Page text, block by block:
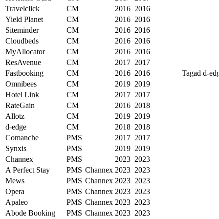
Travelclick
CM 2016 2016
Yield Planet
CM 2016 2016
Siteminder
CM 2016 2016
Cloudbeds
CM 2016 2016
MyAllocator
CM 2016 2016
ResAvenue
CM 2017 2017
Fastbooking
CM 2016 2016
Tagad d-
Omnibees
CM 2019 2019
Hotel Link
CM 2017 2017
RateGain
CM 2016 2018
Allotz
CM 2019 2019
d-edge
CM 2018 2018
Comanche
PMS 2017 2017
Synxis
PMS 2019 2019
Channex
PMS 2023 2023
A Perfect Stay
PMS Channex 2023 2023
Mews
PMS Channex 2023 2023
Opera
PMS Channex 2023 2023
Apaleo
PMS Channex 2023 2023
Abode Booking
PMS Channex 2023 2023